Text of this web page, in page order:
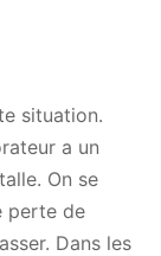
situation.
a un
On se
perte de
Dans les